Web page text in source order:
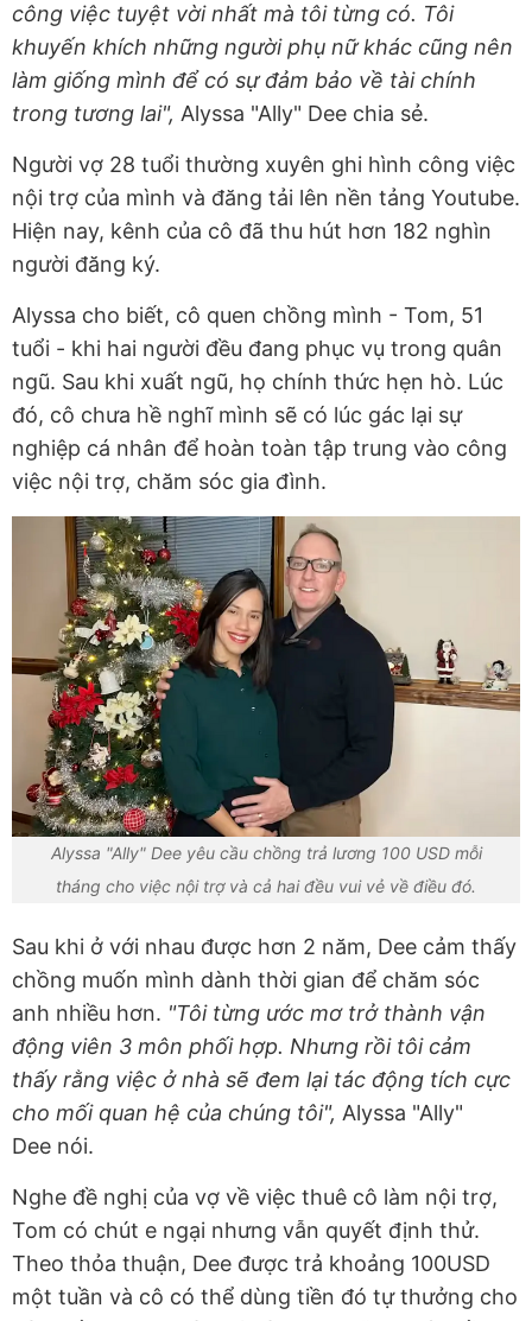
công việc tuyệt vời nhất mà tôi từng có. Tôi
khuyến khích những người phụ nữ khác cũng nên
làm giống mình để có sự đảm bảo về tài chính
trong tương lai", Alyssa "Ally" Dee chia sẻ.
Người vợ 28 tuổi thường xuyên ghi hình công việc
nội trợ của mình và đăng tải lên nền tảng Youtube.
Hiện nay, kênh của cô đã thu hút hơn 182 nghìn
người đăng ký.
Alyssa cho biết, cô quen chồng mình - Tom, 51
tuổi - khi hai người đều đang phục vụ trong quân
ngũ. Sau khi xuất ngũ, họ chính thức hẹn hò. Lúc
đó, cô chưa hề nghĩ mình sẽ có lúc gác lại sự
nghiệp cá nhân để hoàn toàn tập trung vào công
việc nội trợ, chăm sóc gia đình.
Alyssa "Ally" Dee yêu cầu chồng trả lương 100 USD mỗi
tháng cho việc nội trợ và cả hai đều vui vẻ về điều đó.
Sau khi ở với nhau được hơn 2 năm, Dee cảm thấy
chồng muốn mình dành thời gian để chăm sóc
anh nhiều hơn. "Tôi từng ước mơ trở thành vận
động viên 3 môn phối hợp. Nhưng rồi tôi cảm
thấy rằng việc ở nhà sẽ đem lại tác động tích cực
cho mối quan hệ của chúng tôi", Alyssa "Ally"
Dee nói.
Nghe đề nghị của vợ về việc thuê cô làm nội trợ,
Tom có chút e ngại nhưng vẫn quyết định thử.
Theo thỏa thuận, Dee được trả khoảng 100USD
một tuần và cô có thể dùng tiền đó tự thưởng cho